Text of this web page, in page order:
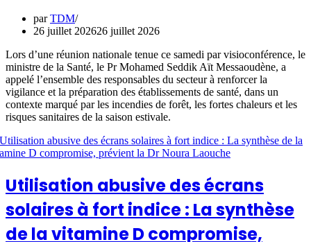
parTDM
26 juillet 202626 juillet 2026
Lors d’une réunion nationale tenue ce samedi par visioconférence, le
ministre de la Santé, le Pr Mohamed Seddik Aït Messaoudène, a
appelé l’ensemble des responsables du secteur à renforcer la
vigilance et la préparation des établissements de santé, dans un
contexte marqué par les incendies de forêt, les fortes chaleurs et les
risques sanitaires de la saison estivale.
Utilisation abusive des écrans
solaires à fort indice : La synthèse
de la vitamine D compromise,